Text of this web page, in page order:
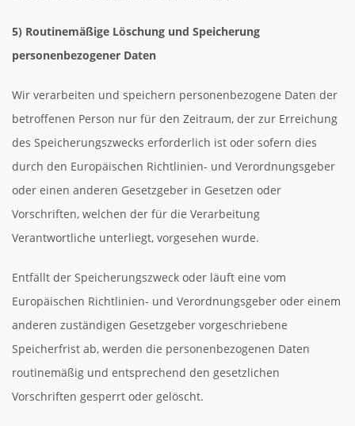
5) Routinemäßige Löschung und Speicherung
personenbezogener Daten
Wir verarbeiten und speichern personenbezogene Daten der
betroffenen Person nur für den Zeitraum, der zur Erreichung
des Speicherungszwecks erforderlich ist oder sofern dies
durch den Europäischen Richtlinien- und Verordnungsgeber
oder einen anderen Gesetzgeber in Gesetzen oder
Vorschriften, welchen der für die Verarbeitung
Verantwortliche unterliegt, vorgesehen wurde.
Entfällt der Speicherungszweck oder läuft eine vom
Europäischen Richtlinien- und Verordnungsgeber oder einem
anderen zuständigen Gesetzgeber vorgeschriebene
Speicherfrist ab, werden die personenbezogenen Daten
routinemäßig und entsprechend den gesetzlichen
Vorschriften gesperrt oder gelöscht.